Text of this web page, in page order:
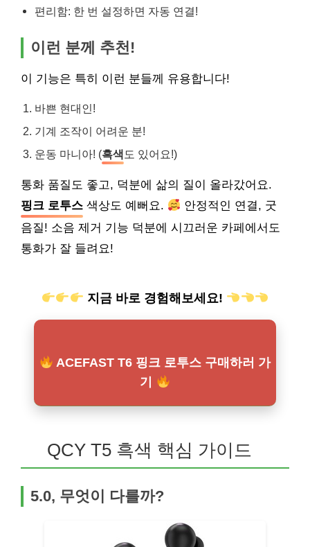
편리함: 한 번 설정하면 자동 연결!
이런 분께 추천!
이 기능은 특히 이런 분들께 유용합니다!
바쁜 현대인!
기계 조작이 어려운 분!
운동 마니아! (흑색 도 있어요!)
통화 품질도 좋고, 덕분에 삶의 질이 올라갔어요.
핑크 로투스 색상도 예뻐요.
안정적인 연결, 굿
음질! 소음 제거 기능 덕분에 시끄러운 카페에서도
통화가 잘 들려요!
지금 바로 경험해보세요!
ACEFAST T6 핑크 로투스 구매하러 가
기
QCY T5 흑색 핵심 가이드
5.0, 무엇이 다를까?